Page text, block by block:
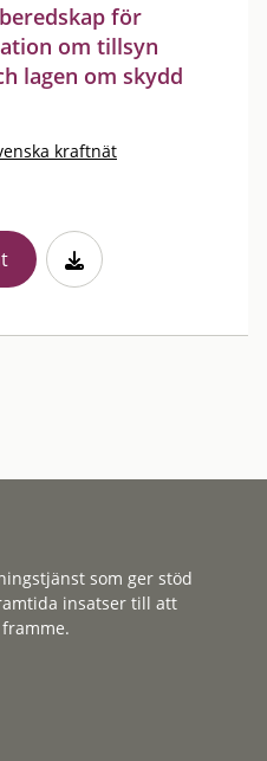
för
om tillsyn
lagen om skydd
kraftnät
som ger stöd
insatser till att